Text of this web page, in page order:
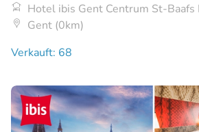
Hotel ibis Gent Centrum St-Baafs
Gent (0km)
Verkauft: 68